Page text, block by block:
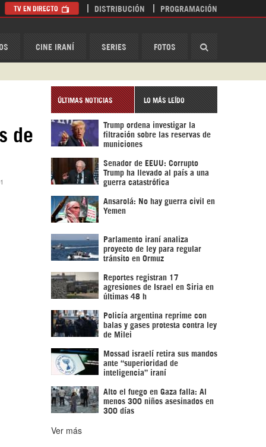
CINE IRANÍ SERIES FOTOS
TV EN DIRECTO DISTRIBUCIÓN PROGRAMACIÓN
de
ÚLTIMAS NOTICIAS LO MÁS LEÍDO
Trump ordena investigar la
filtración sobre las reservas de
municiones
Senador de EEUU: Corrupto
Trump ha llevado al país a una
guerra catastrófica
Ansarolá: No hay guerra civil en
Yemen
Parlamento iraní analiza
proyecto de ley para regular
tránsito en Ormuz
Reportes registran 17
agresiones de Israel en Siria en
últimas 48 h
Policía argentina reprime con
balas y gases protesta contra ley
de Milei
Mossad israelí retira sus mandos
ante “superioridad de
inteligencia” iraní
Alto el fuego en Gaza falla: Al
menos 300 niños asesinados en
300 días
Ver más